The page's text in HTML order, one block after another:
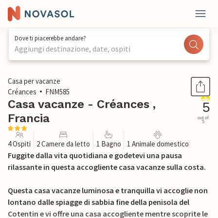
Dove ti piacerebbe andare?
Aggiungi destinazione, date, ospiti
1 / 29
Casa per vacanze
Créances
FNM585
Casa vacanze - Créances ,
Francia
5
out of
5
4 Ospiti 2 Camere da letto 1 Bagno 1 Animale domestico
Fuggite dalla vita quotidiana e godetevi una pausa
rilassante in questa accogliente casa vacanze sulla costa.
Questa casa vacanze luminosa e tranquilla vi accoglie non
lontano dalle spiagge di sabbia fine della penisola del
Cotentin e vi offre una casa accogliente mentre scoprite le